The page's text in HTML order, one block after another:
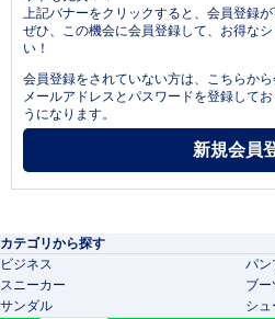
上記バナーをクリックすると、会員登録が
ぜひ、この機会に会員登録して、お得な
い！
会員登録をされていない方は、こちらから
メールアドレスとパスワードを登録して
うになります。
カテゴリから探す
ビジネス
パン
スニーカー
ブー
サンダル
シュ